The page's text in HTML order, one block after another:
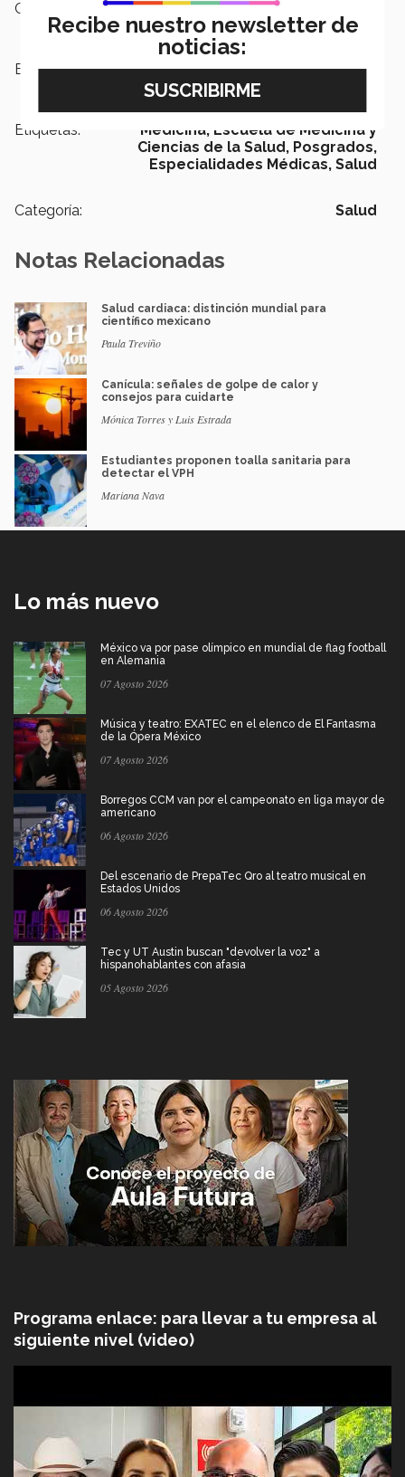
Campus:
Escuelas: Medicina y Ciencias de la Salud
Etiquetas: Medicina, Escuela de Medicina y
Ciencias de la Salud, Posgrados,
Especialidades Médicas, Salud
Categoría: Salud
Notas Relacionadas
Salud cardiaca: distinción mundial para
científico mexicano
Paula Treviño
Canícula: señales de golpe de calor y
consejos para cuidarte
Mónica Torres y Luis Estrada
Estudiantes proponen toalla sanitaria para
detectar el VPH
Mariana Nava
Lo más nuevo
México va por pase olímpico en mundial de flag football
en Alemania
07 Agosto 2026
Música y teatro: EXATEC en el elenco de El Fantasma
de la Ópera México
07 Agosto 2026
Borregos CCM van por el campeonato en liga mayor de
americano
06 Agosto 2026
Del escenario de PrepaTec Qro al teatro musical en
Estados Unidos
06 Agosto 2026
Tec y UT Austin buscan "devolver la voz" a
hispanohablantes con afasia
05 Agosto 2026
Programa enlace: para llevar a tu empresa al
siguiente nivel (video)
Recibe nuestro newsletter de
noticias: